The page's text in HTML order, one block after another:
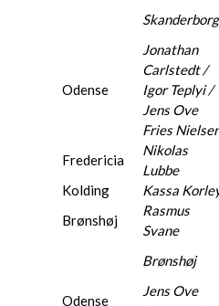
Skanderborg
Odense
Jonathan
Carlstedt /
Igor Teplyi /
Jens Ove
Fries
Fredericia
Nikolas
Lubbe
Kolding
Kassa
Brønshøj
Rasmus
Svane
Brønshøj
Odense
Jens Ove